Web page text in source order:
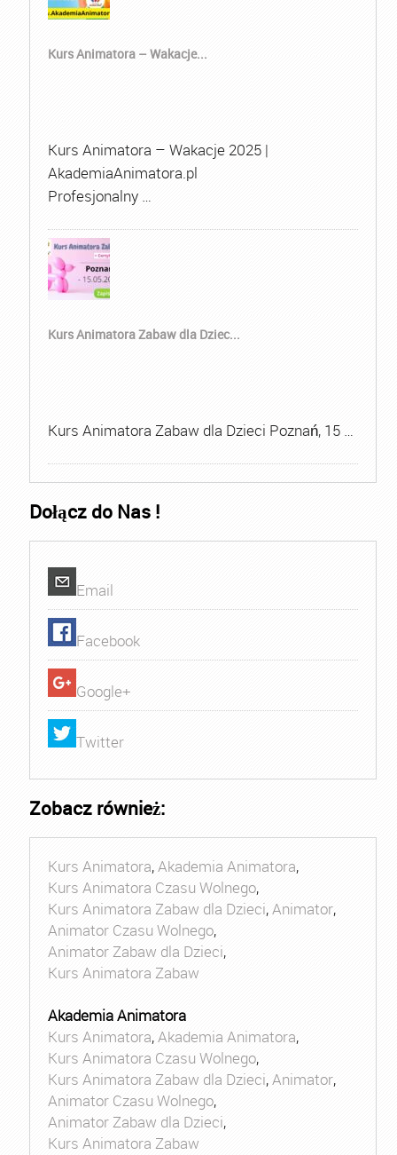
Kurs Animatora – Wakacje...
Kurs Animatora – Wakacje 2025 |
AkademiaAnimatora.pl
Profesjonalny …
Kurs Animatora Zabaw dla Dziec...
Kurs Animatora Zabaw dla Dzieci Poznań, 15 …
Dołącz do Nas !
Email
Facebook
Google+
Twitter
Zobacz również:
Kurs Animatora,Akademia Animatora,
Kurs Animatora Czasu Wolnego,
Kurs Animatora Zabaw dla Dzieci,Animator,
Animator Czasu Wolnego,
Animator Zabaw dla Dzieci,
Kurs Animatora Zabaw
Akademia Animatora
Kurs Animatora,Akademia Animatora,
Kurs Animatora Czasu Wolnego,
Kurs Animatora Zabaw dla Dzieci,Animator,
Animator Czasu Wolnego,
Animator Zabaw dla Dzieci,
Kurs Animatora Zabaw